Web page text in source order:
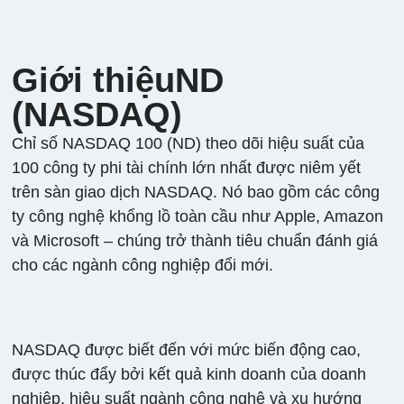
Giới thiệuND
(NASDAQ)
Chỉ số NASDAQ 100 (ND) theo dõi hiệu suất của
100 công ty phi tài chính lớn nhất được niêm yết
trên sàn giao dịch NASDAQ. Nó bao gồm các công
ty công nghệ khổng lồ toàn cầu như Apple, Amazon
và Microsoft – chúng trở thành tiêu chuẩn đánh giá
cho các ngành công nghiệp đổi mới.
NASDAQ được biết đến với mức biến động cao,
được thúc đẩy bởi kết quả kinh doanh của doanh
nghiệp, hiệu suất ngành công nghệ và xu hướng